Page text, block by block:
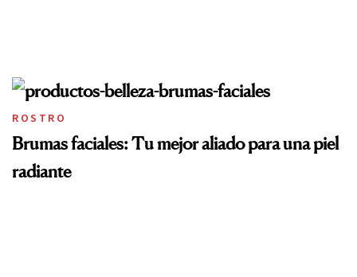
ROSTRO
Brumas faciales: Tu mejor aliado para una piel
radiante